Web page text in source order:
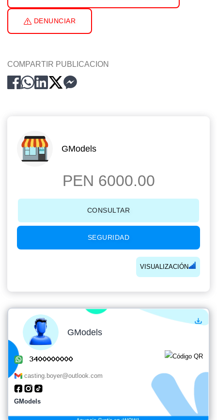
DENUNCIAR
COMPARTIR PUBLICACION
GModels
PEN 6000.00
CONSULTAR
SEGURIDAD
VISUALIZACIÓN
GModels
casting.boyer@outlook.com
GModels